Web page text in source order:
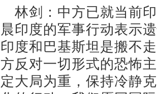
林剑：中方已就当前
晨印度的军事行动表示
印度和巴基斯坦是搬不
方反对一切形式的恐怖
定大局为重，保持冷静